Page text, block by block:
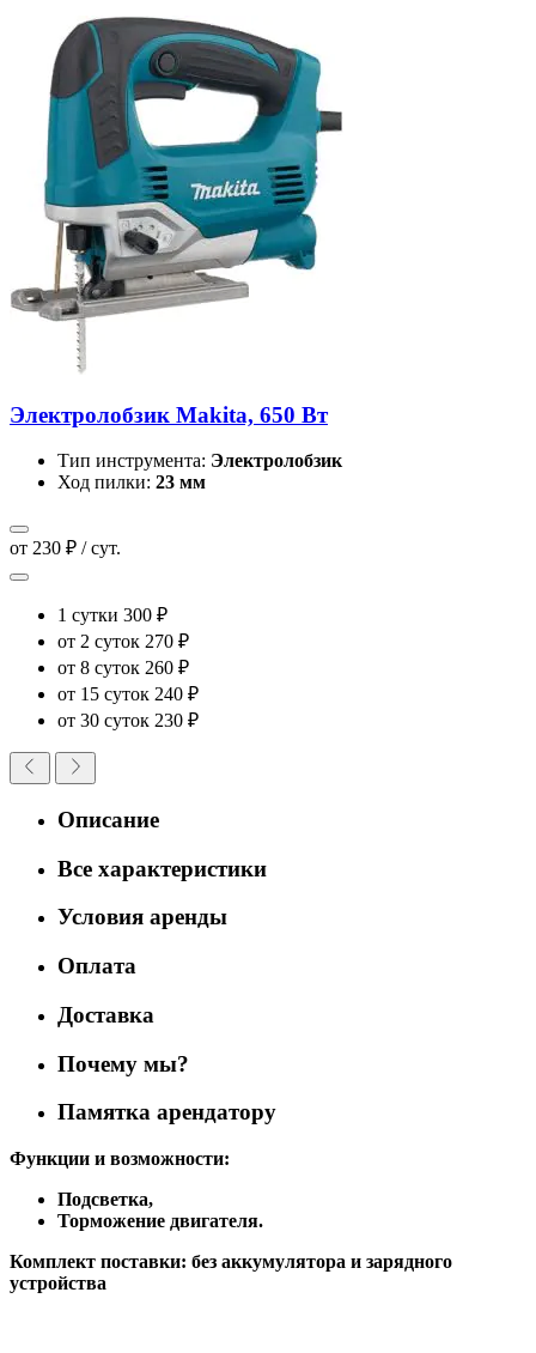
Электролобзик Makita, 650 Вт
Тип инструмента: Электролобзик
Ход пилки: 23 мм
от 230 ₽ / сут.
1 сутки 300 ₽
от 2 суток 270 ₽
от 8 суток 260 ₽
от 15 суток 240 ₽
от 30 суток 230 ₽
Описание
Все характеристики
Условия аренды
Оплата
Доставка
Почему мы?
Памятка арендатору
Функции и возможности:
Подсветка,
Торможение двигателя.
Комплект поставки: без аккумулятора и зарядного
устройства